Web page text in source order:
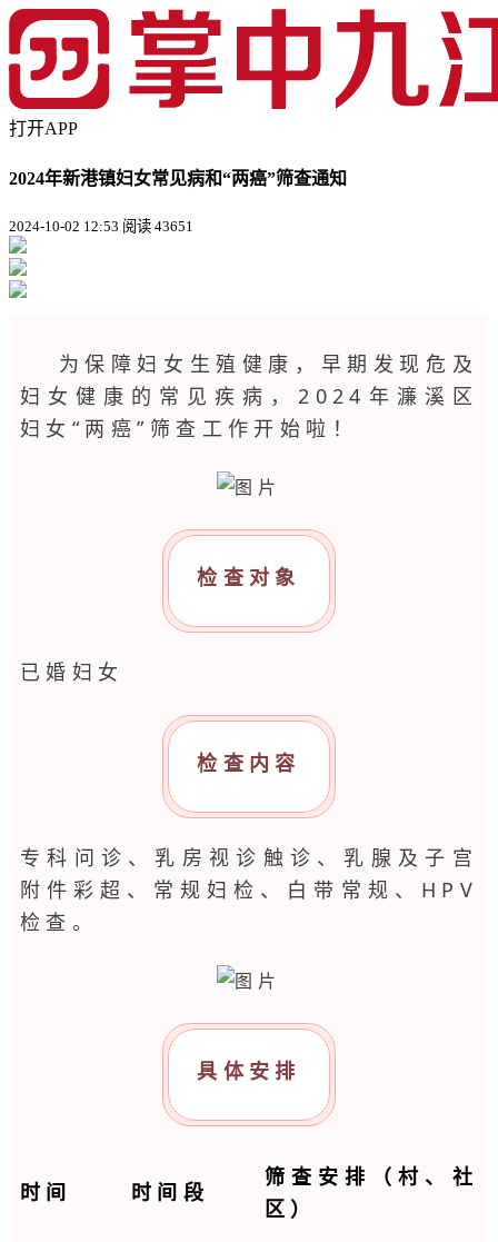
打开APP
2024年新港镇妇女常见病和“两癌”筛查通知
2024-10-02 12:53 阅读 43651
为保障妇女生殖健康，早期发现危及
妇女健康的常见疾病，2024年濂溪区
妇女“两癌”筛查工作开始啦！
检查对象
已婚妇女
检查内容
专科问诊、乳房视诊触诊、乳腺及子宫
附件彩超、常规妇检、白带常规、HPV
检查。
具体安排
时间 时间段
筛查安排（村、社
区）